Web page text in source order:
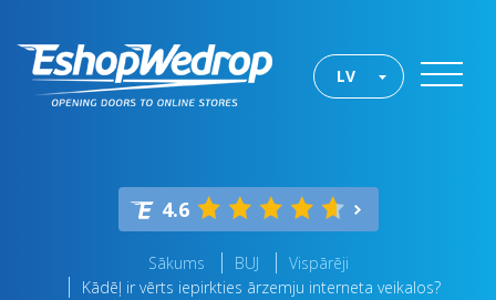
LV
4.6
Sākums BUJ
Vispārēji
Kādēļ ir vērts iepirkties ārzemju interneta veikalos?